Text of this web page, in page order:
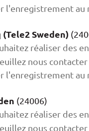
l'enregistrement au
Sweden)
réaliser des
nous
l'enregistrement au
(24006)
réaliser des
nous